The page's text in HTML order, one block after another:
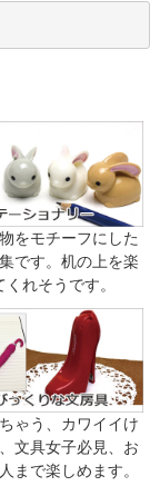
をモチーフにした
です。机の上を楽
くれそうです。
ゃう、カワイイけ
文具女子必見、お
まで楽しめます。